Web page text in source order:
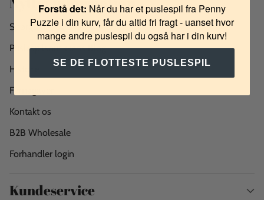
Spørgsmål og Svar
Puslespilsbutikkens Blog
Historie
Firmagaver
Kontakt os
B2B Wholesale
Forhandler login
Kundeservice
Forstå det: Når du har et puslespil fra Penny
Puzzle i din kurv, får du altid fri fragt - uanset hvor
mange andre puslespil du også har i din kurv!
SE DE FLOTTESTE PUSLESPIL